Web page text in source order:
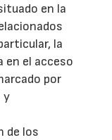
en la
la
en el acceso
por
y
de los